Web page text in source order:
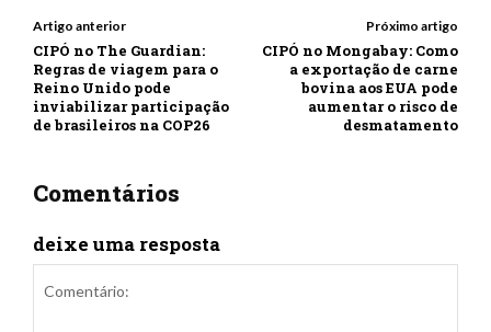
Artigo anterior
CIPÓ no The Guardian:
Regras de viagem para o
Reino Unido pode
inviabilizar participação
de brasileiros na COP26
Próximo artigo
CIPÓ no Mongabay: Como
a exportação de carne
bovina aos EUA pode
aumentar o risco de
desmatamento
Comentários
deixe uma resposta